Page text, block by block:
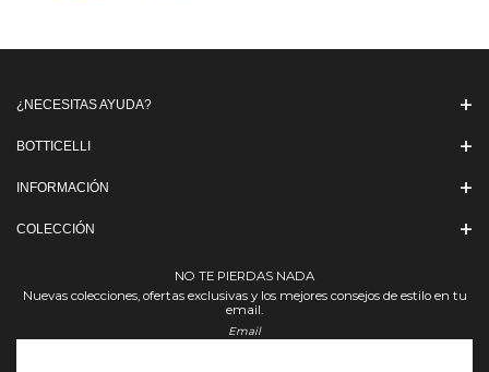
¿NECESITAS AYUDA?
BOTTICELLI
INFORMACIÓN
COLECCIÓN
NO TE PIERDAS NADA
Nuevas colecciones, ofertas exclusivas y los mejores consejos de estilo en tu
email.
Email